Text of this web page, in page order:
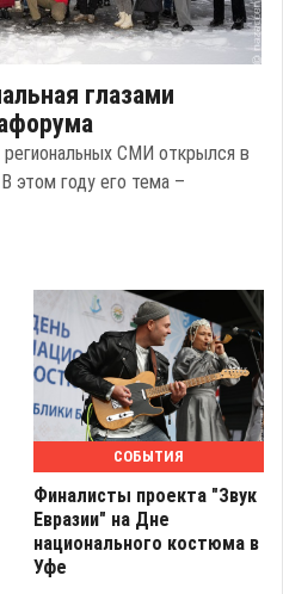
глазами
СМИ открылся в
этом году его тема –
СОБЫТИЯ
Финалисты проекта "Звук
Евразии" на Дне
национального костюма в
Уфе